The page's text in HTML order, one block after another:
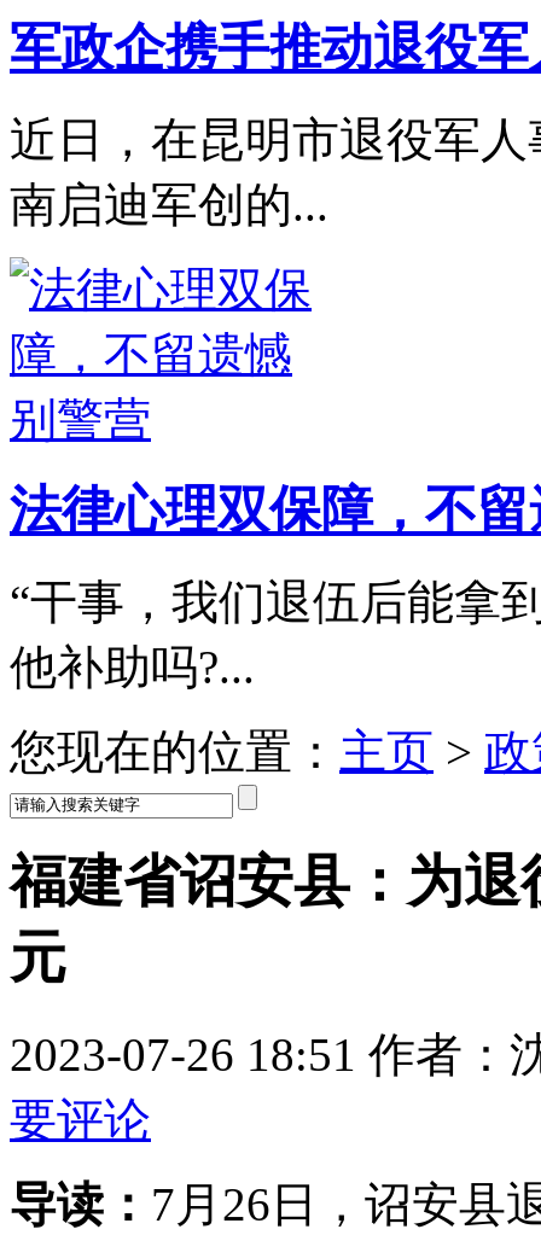
军政企携手推动退役
近日，在昆明市退役军
南启迪军创的...
法律心理双保障，不
“干事，我们退伍后能拿
他补助吗?...
您现在的位置： 主页 >
福建省诏安县：为退
元
2023-07-26 18:51 作者
要评论
导读： 7月26日，诏安县